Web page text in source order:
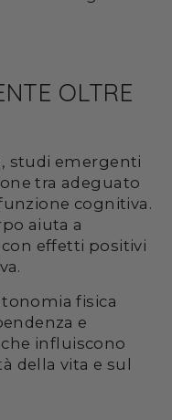
OLTRE
studi emergenti
tra adeguato
cognitiva.
aiuta a
effetti positivi
fisica
e
influiscono
della vita e sul